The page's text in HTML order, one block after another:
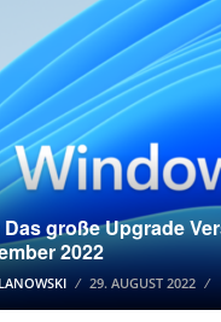
große Upgrade
2022
29. AUGUST 2022